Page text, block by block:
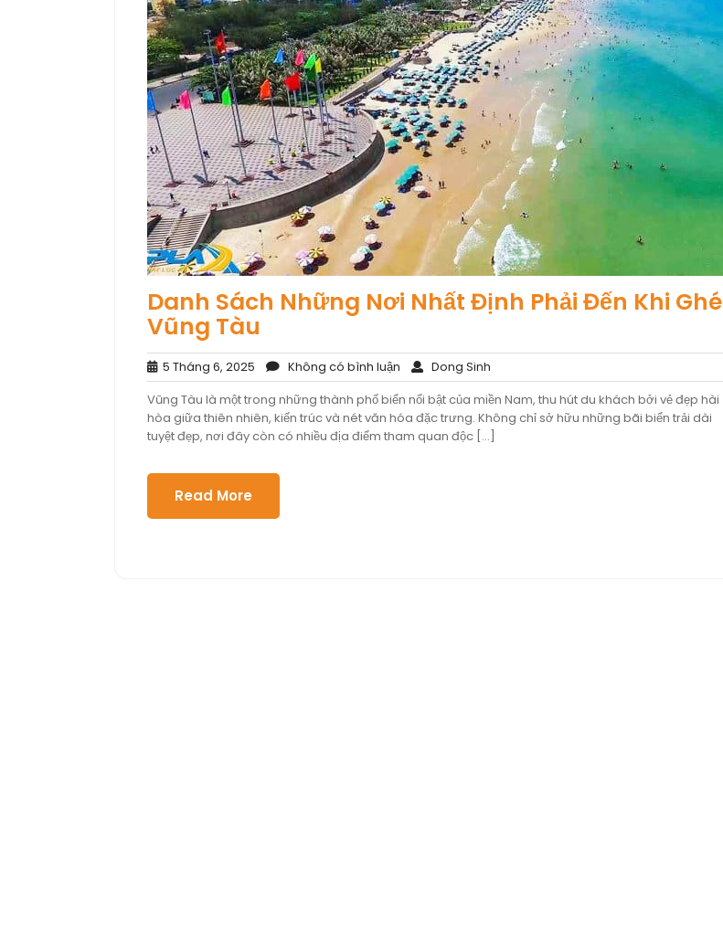
Danh Sách Những Nơi Nhất Định Phải Đến Khi Ghé
Vũng Tàu
5 Tháng 6, 2025
Tháng
6,
2025
Không có bình luận Không
có
bình
luận
Dong Sinh
Sinh
Vũng Tàu là một trong những thành phố biển nổi bật của miền Nam, thu hút du khách bởi vẻ đẹp hài
hòa giữa thiên nhiên, kiến trúc và nét văn hóa đặc trưng. Không chỉ sở hữu những bãi biển trải dài
tuyệt đẹp, nơi đây còn có nhiều địa điểm tham quan độc […]
Read More